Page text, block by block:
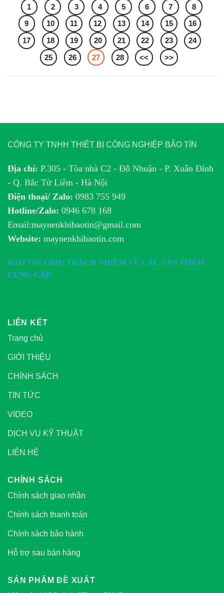
1 2 3 4 5 6 7
8
9
10 11 12 13 14 15
16
17
18 19 20 21 22 23
24
25
26 27 28 << >>
CÔNG TY TNHH THIẾT BỊ CÔNG NGHIỆP BẢO TÍN
Địa chỉ: P.305 - Tòa nhà C2 - Đỗ Nhuận - P. Xuân Đỉnh
- Q. Bắc Từ Liêm - Hà Nội
Điện thoại/ Zalo: 0983 755 949
Hotline/Zalo: 0946 678 168
Email:maynenkhibaotin@gmail.com
Website: maynenkhibaotin.com
BẢO TÍN CHỊU TRÁCH NHIỆM VỀ CÁC SẢN PHẨM
CUNG CẤP!
LIÊN KẾT
Trang chủ
GIỚI THIỆU
CHÍNH SÁCH
TIN TỨC
VIDEO
DỊCH VỤ KỸ THUẬT
LIÊN HỆ
CHÍNH SÁCH
Chính sách giao nhận
Chính sách thanh toán
Chính sách bảo hành
Hỗ trợ sau bán hàng
SẢN PHẨM ĐỀ XUẤT